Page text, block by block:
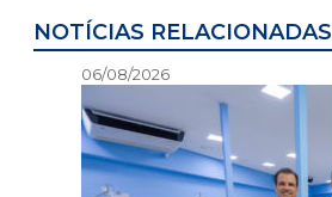
NOTÍCIAS RELACIONADAS
06/08/2026